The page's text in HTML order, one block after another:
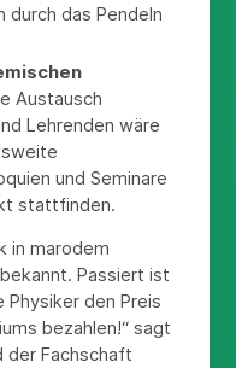
durch das Pendeln
Austausch
Lehrenden wäre
und Seminare
stattfinden.
in marodem
Passiert ist
den Preis
bezahlen!“ sagt
der Fachschaft